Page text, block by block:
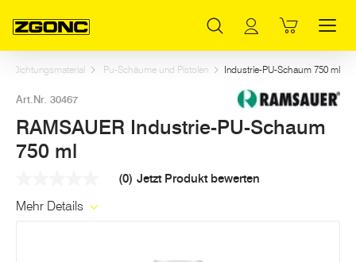
Dichtungsmaterial Pu-Schäume und Pistolen Industrie-PU-Schaum 750 ml
Art.Nr. 30467
RAMSAUER Industrie-PU-Schaum
750 ml
Link
(0) Jetzt Produkt bewerten
Mehr Details